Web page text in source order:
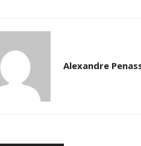
Alexandre